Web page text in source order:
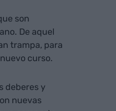
son
De aquel
trampa, para
curso.
deberes y
nuevas